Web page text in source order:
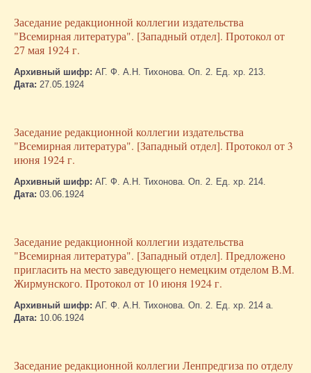
Заседание редакционной коллегии издательства
"Всемирная литература". [Западный отдел]. Протокол от
27 мая 1924 г.
Архивный шифр: АГ. Ф. А.Н. Тихонова. Оп. 2. Ед. хр. 213.
Дата: 27.05.1924
Заседание редакционной коллегии издательства
"Всемирная литература". [Западный отдел]. Протокол от 3
июня 1924 г.
Архивный шифр: АГ. Ф. А.Н. Тихонова. Оп. 2. Ед. хр. 214.
Дата: 03.06.1924
Заседание редакционной коллегии издательства
"Всемирная литература". [Западный отдел]. Предложено
пригласить на место заведующего немецким отделом В.М.
Жирмунского. Протокол от 10 июня 1924 г.
Архивный шифр: АГ. Ф. А.Н. Тихонова. Оп. 2. Ед. хр. 214 а.
Дата: 10.06.1924
Заседание редакционной коллегии Ленпредгиза по отделу